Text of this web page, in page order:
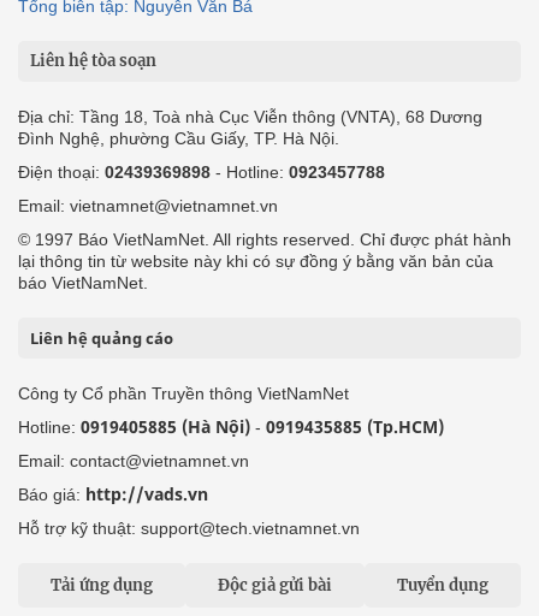
Tổng biên tập: Nguyễn Văn Bá
Liên hệ tòa soạn
Địa chỉ: Tầng 18, Toà nhà Cục Viễn thông (VNTA), 68 Dương
Đình Nghệ, phường Cầu Giấy, TP. Hà Nội.
Điện thoại: 02439369898 - Hotline: 0923457788
Email: vietnamnet@vietnamnet.vn
© 1997 Báo VietNamNet. All rights reserved. Chỉ được phát hành
lại thông tin từ website này khi có sự đồng ý bằng văn bản của
báo VietNamNet.
Liên hệ quảng cáo
Công ty Cổ phần Truyền thông VietNamNet
Hotline: 0919405885 (Hà Nội) - 0919435885 (Tp.HCM)
Email: contact@vietnamnet.vn
Báo giá: http://vads.vn
Hỗ trợ kỹ thuật: support@tech.vietnamnet.vn
Tải ứng dụng Độc giả gửi bài Tuyển dụng